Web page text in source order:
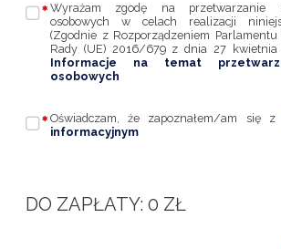
Wyrażam zgodę na przetwarzanie
osobowych w celach realizacji
(Zgodnie z Rozporządzeniem Parlamentu
Rady (UE) 2016/679 z dnia 27 kwietnia
Informacje na temat
osobowych
Oświadczam, że zapoznałem/am się z
informacyjnym
DO ZAPŁATY: 0 ZŁ